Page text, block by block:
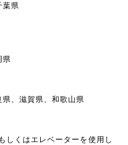
葉県
県
県、滋賀県、和歌山県
しくはエレベーターを使用し